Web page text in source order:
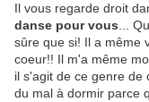
Il vous regarde droit
danse pour vous ...
sûre que si! Il a même
coeur!! Il m'a même
il s'agit de ce genre de
du mal à dormir parce